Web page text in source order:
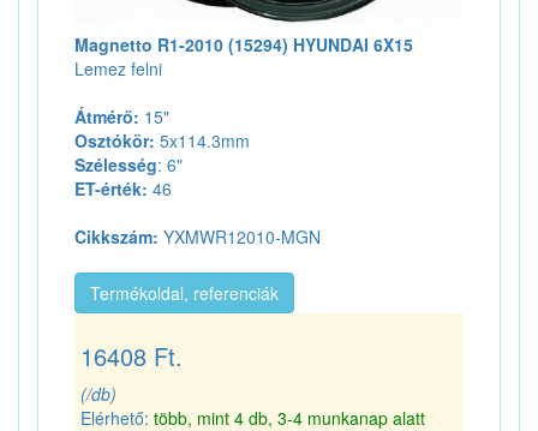
Magnetto R1-2010 (15294) HYUNDAI 6X15
Lemez felni
Átmérő: 15"
Osztókör: 5x114.3mm
Szélesség: 6"
ET-érték: 46
Cikkszám: YXMWR12010-MGN
Termékoldal, referenciák
16408 Ft.
(/db)
Elérhető: több, mint 4 db, 3-4 munkanap alatt